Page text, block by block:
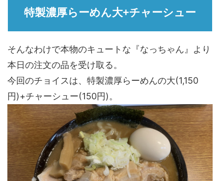
特製濃厚らーめん大+チャーシュー
そんなわけで本物のキュートな『なっちゃん』より
本日の注文の品を受け取る。
今回のチョイスは、特製濃厚らーめんの大(1,150
円)+チャーシュー(150円)。